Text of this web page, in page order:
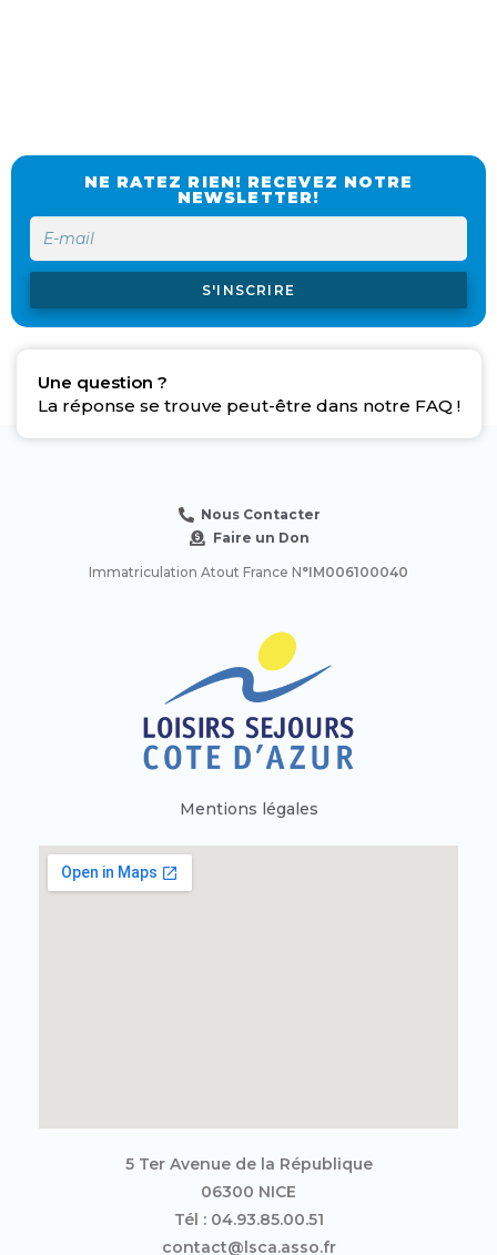
NE RATEZ RIEN! RECEVEZ NOTRE
NEWSLETTER!
S'INSCRIRE
Une question ?
La réponse se trouve peut-être dans notre FAQ !
Nous Contacter
Faire un Don
Immatriculation Atout France N°IM006100040
Mentions légales
5 Ter Avenue de la République
06300 NICE
Tél : 04.93.85.00.51
contact@lsca.asso.fr